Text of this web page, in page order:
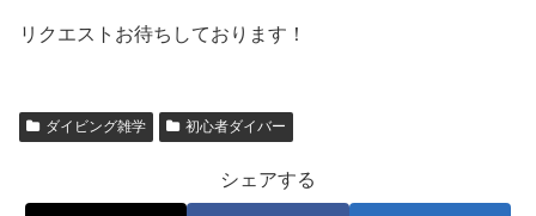
リクエストお待ちしております！
ダイビング雑学 初心者ダイバー
シェアする